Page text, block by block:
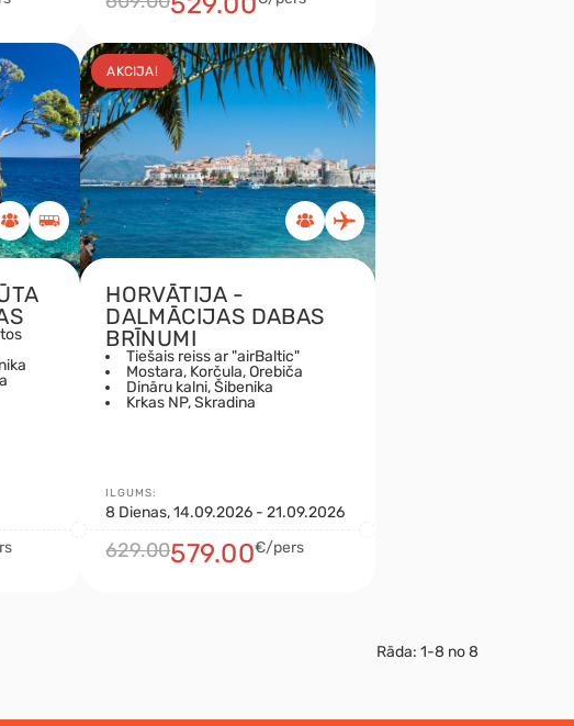
AKCIJA!
HORVĀTIJA -
DALMĀCIJAS DABAS
BRĪNUMI
Tiešais reiss ar "airBaltic"
Mostara, Korčula, Orebiča
Dināru kalni, Šibenika
Krkas NP, Skradina
ILGUMS:
8 Dienas, 14.09.2026 - 21.09.2026
629.00579.00€/pers
Rāda: 1-8 no8